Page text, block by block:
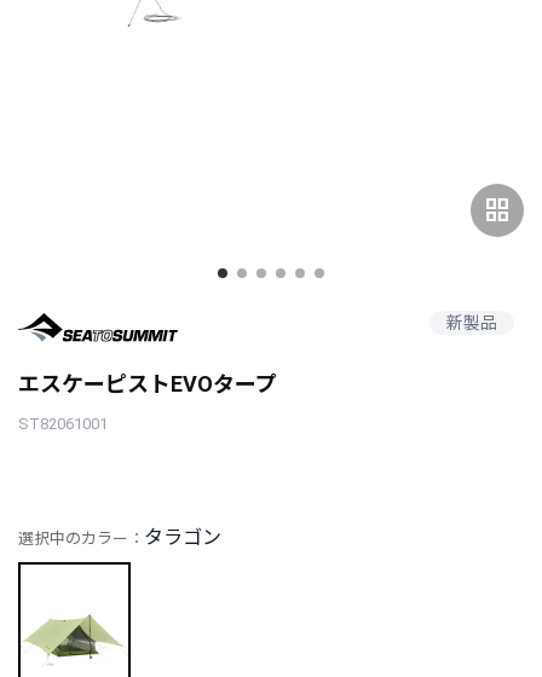
grid_view
新製品
エスケーピストEVOタープ
ST82061001
選択中のカラー： タラゴン